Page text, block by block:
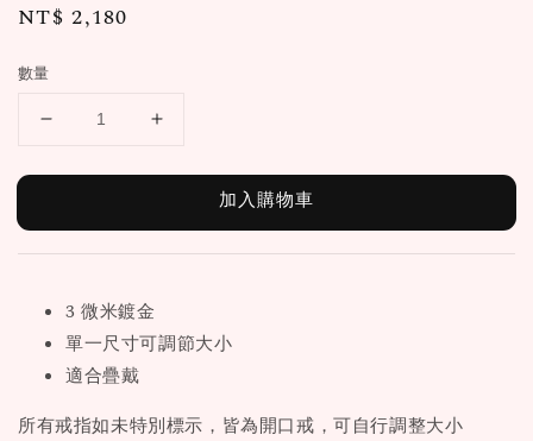
Regular
NT$ 2,180
數量
加入購物車
3 微米鍍金
單一尺寸可調節大小
適合疊戴
所有戒指如未特別標示，皆為開口戒，可自行調整大小